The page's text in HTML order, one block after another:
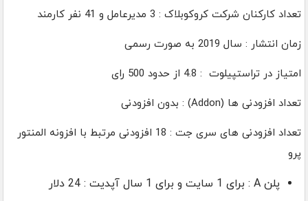
تعداد کارکنان شرکت کروکوبلاک : 3 مدیرعامل و 41 نفر کارمند
زمان انتشار : سال 2019 به صورت رسمی
امتیاز در تراستپیلوت : 4.8 از حدود 500 رای
تعداد افزودنی ها (Addon) : بدون افزودنی
تعداد افزودنی های سری جت : 18 افزودنی مرتبط با افزونه المنتور
پرو
پلن A : برای 1 سایت و برای 1 سال آپدیت : 24 دلار